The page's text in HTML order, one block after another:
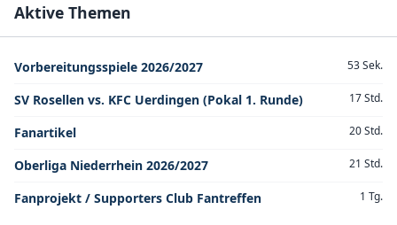
Aktive Themen
Vorbereitungsspiele 2026/2027 53 Sek.
SV Rosellen vs. KFC Uerdingen (Pokal 1. Runde) 17 Std.
Fanartikel 20 Std.
Oberliga Niederrhein 2026/2027 21 Std.
Fanprojekt / Supporters Club Fantreffen 1 Tg.